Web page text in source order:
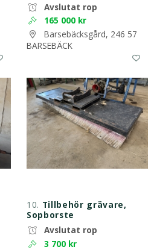
Avslutat rop
165 000 kr
Barsebäcksgård, 246 57
BARSEBÄCK
10. Tillbehör grävare,
Sopborste
Avslutat rop
3 700 kr